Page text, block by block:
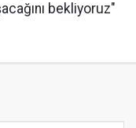
bekliyoruz"